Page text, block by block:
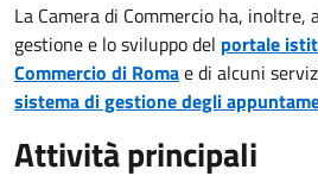
La Camera di Commercio ha, inoltre,
gestione e lo sviluppo del portale
Commercio di Romae di alcuni
sistema di gestione degli
Attività principali